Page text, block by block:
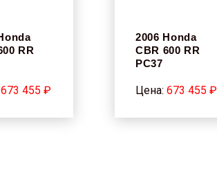
RR
673 455 ₽
2006 Honda
CBR 600 RR
PC37
Цена: 673 455 ₽